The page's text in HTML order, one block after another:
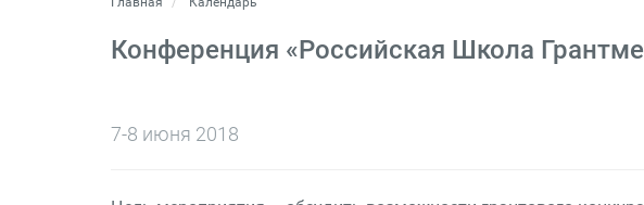
Конференция «Российская Школа
7-8 июня 2018